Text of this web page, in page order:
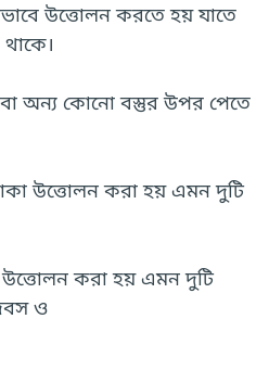
উত্তোলন করতে হয় যাতে
অন্য কোনো বস্তুর উপর পেতে
উত্তোলন করা হয় এমন দুটি
উত্তোলন করা হয় এমন দুটি
ও